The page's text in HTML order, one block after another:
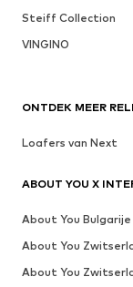
Steiff Collection
VINGINO
ONTDEK MEER
Loafers van Next
ABOUT YOU X
About You Bulgarije
About You
About You